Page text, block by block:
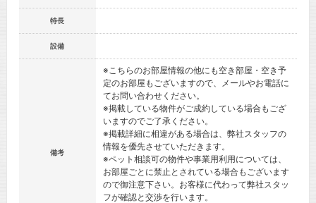
特長
設備
備考
※こちらのお部屋情報の他にも空き部屋・空き予
定のお部屋もございますので、メールやお電話に
てお問い合わせください。
※掲載している物件がご成約している場合もござ
いますのでご了承ください。
※掲載詳細に相違がある場合は、弊社スタッフの
情報を優先させていただきます。
※ペット相談可の物件や事業用利用については、
お部屋ごとに禁止とされている場合もございます
ので御注意下さい。お客様に代わって弊社スタッ
フが確認と交渉を行います。